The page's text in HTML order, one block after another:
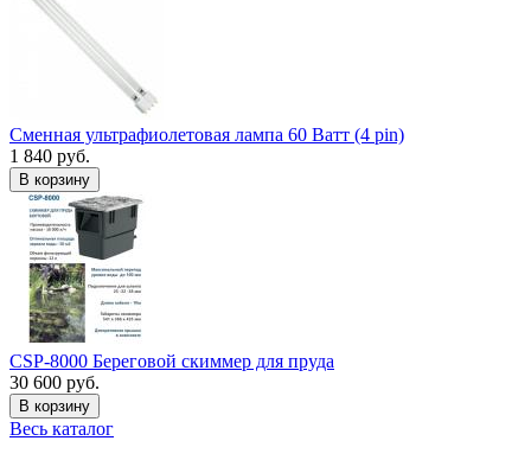
Сменная ультрафиолетовая лампа 60 Ватт (4 pin)
1 840 руб.
В корзину
CSP-8000 Береговой скиммер для пруда
30 600 руб.
В корзину
Весь каталог